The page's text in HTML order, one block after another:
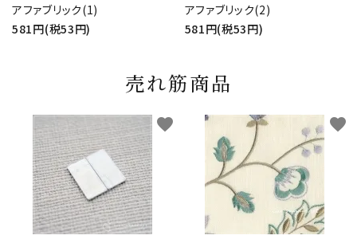
アファブリック(1)
581円(税53円)
アファブリック(2)
581円(税53円)
売れ筋商品
favorite favorite